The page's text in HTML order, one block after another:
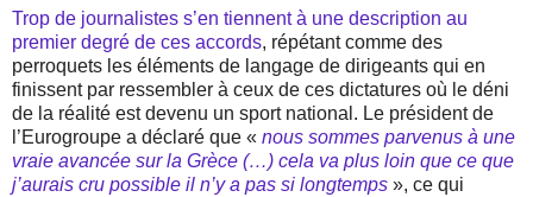
Trop de journalistes s’en tiennent à une description au
premier degré de ces accords, répétant comme des
perroquets les éléments de langage de dirigeants qui en
finissent par ressembler à ceux de ces dictatures où le déni
de la réalité est devenu un sport national. Le président de
l’Eurogroupe a déclaré que « nous sommes parvenus à une
vraie avancée sur la Grèce (…) cela va plus loin que ce que
j’aurais cru possible il n’y a pas si longtemps », ce qui